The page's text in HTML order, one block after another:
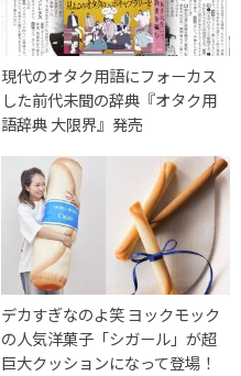
現代のオタク用語にフォーカス
した前代未聞の辞典『オタク用
語辞典 大限界』発売
デカすぎなのよ笑 ヨックモック
の人気洋菓子「シガール」が超
巨大クッションになって登場！